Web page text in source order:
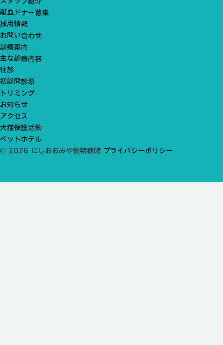
献血ドナー募集
採用情報
お問い合わせ
診療案内
主な診療内容
往診
初診問診票
トリミング
お知らせ
アクセス
犬猫保護活動
ペットホテル
© 2026 にしおおみや動物病院 プライバシーポリシー